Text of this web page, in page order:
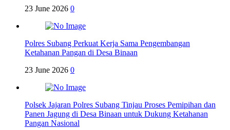
23 June 2026 0
Polres Subang Perkuat Kerja Sama Pengembangan
Ketahanan Pangan di Desa Binaan
23 June 2026 0
Polsek Jajaran Polres Subang Tinjau Proses Pemipihan dan
Panen Jagung di Desa Binaan untuk Dukung Ketahanan
Pangan Nasional